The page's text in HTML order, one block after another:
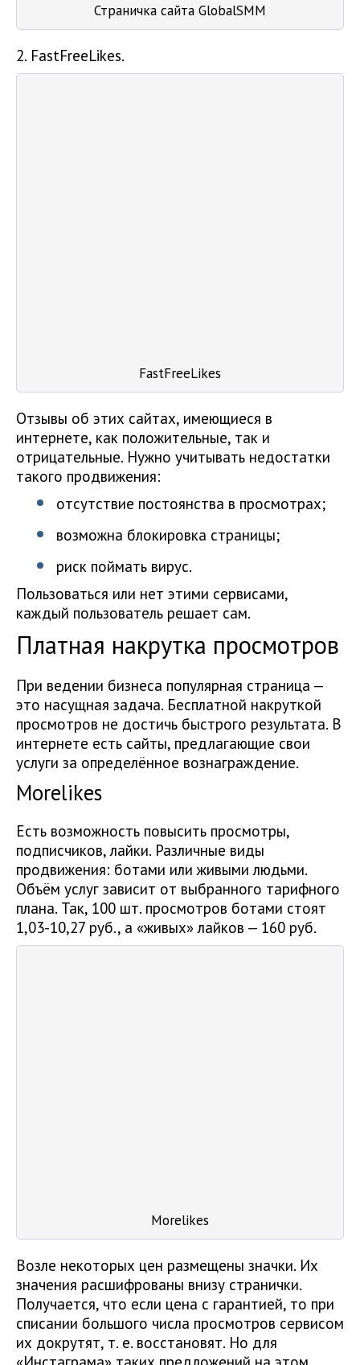
Страничка сайта GlobalSMM
2. FastFreeLikes.
FastFreeLikes
Отзывы об этих сайтах, имеющиеся в
интернете, как положительные, так и
отрицательные. Нужно учитывать недостатки
такого продвижения:
отсутствие постоянства в просмотрах;
возможна блокировка страницы;
риск поймать вирус.
Пользоваться или нет этими сервисами,
каждый пользователь решает сам.
Платная накрутка просмотров
При ведении бизнеса популярная страница —
это насущная задача. Бесплатной накруткой
просмотров не достичь быстрого результата. В
интернете есть сайты, предлагающие свои
услуги за определённое вознаграждение.
Morelikes
Есть возможность повысить просмотры,
подписчиков, лайки. Различные виды
продвижения: ботами или живыми людьми.
Объём услуг зависит от выбранного тарифного
плана. Так, 100 шт. просмотров ботами стоят
1,03-10,27 руб., а «живых» лайков — 160 руб.
Morelikes
Возле некоторых цен размещены значки. Их
значения расшифрованы внизу странички.
Получается, что если цена с гарантией, то при
списании большого числа просмотров сервисом
их докрутят, т. е. восстановят. Но для